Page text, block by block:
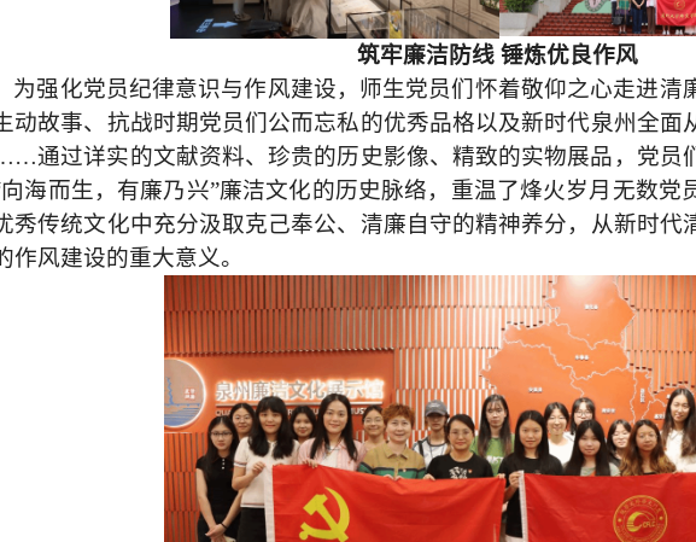
筑牢廉洁防线 锤炼优良作风
为强化党员纪律意识与作风建设，师生党员们怀着敬仰之心走进清
动故事、抗战时期党员们公而忘私的优秀品格以及新时代泉州全面
通过详实的文献资料、珍贵的历史影像、精致的实物展品，党员
向海而生，有廉乃兴”廉洁文化的历史脉络，重温了烽火岁月无数党
秀传统文化中充分汲取克己奉公、清廉自守的精神养分，从新时代
作风建设的重大意义。